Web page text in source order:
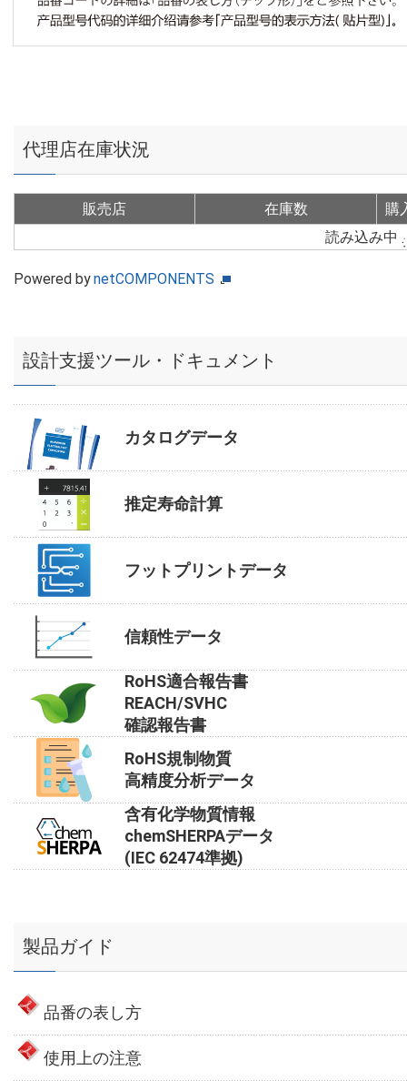
代理店在庫状況
販売店 在庫数
購
読み込み中
Powered bynetCOMPONENTS
設計支援ツール・ドキュメント
カタログデータ
推定寿命計算
フットプリントデータ
信頼性データ
RoHS適合報告書
REACH/SVHC
確認報告書
RoHS規制物質
高精度分析データ
含有化学物質情報
chemSHERPAデータ
(IEC 62474準拠)
製品ガイド
品番の表し方
使用上の注意